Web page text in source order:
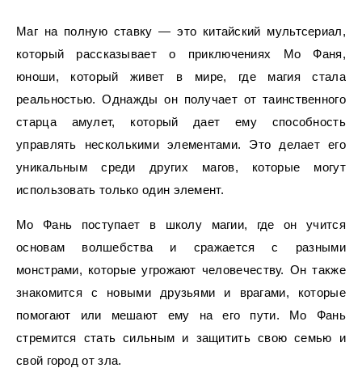
Маг на полную ставку — это китайский мультсериал,
который рассказывает о приключениях Мо Фаня,
юноши, который живет в мире, где магия стала
реальностью. Однажды он получает от таинственного
старца амулет, который дает ему способность
управлять несколькими элементами. Это делает его
уникальным среди других магов, которые могут
использовать только один элемент.
Мо Фань поступает в школу магии, где он учится
основам волшебства и сражается с разными
монстрами, которые угрожают человечеству. Он также
знакомится с новыми друзьями и врагами, которые
помогают или мешают ему на его пути. Мо Фань
стремится стать сильным и защитить свою семью и
свой город от зла.